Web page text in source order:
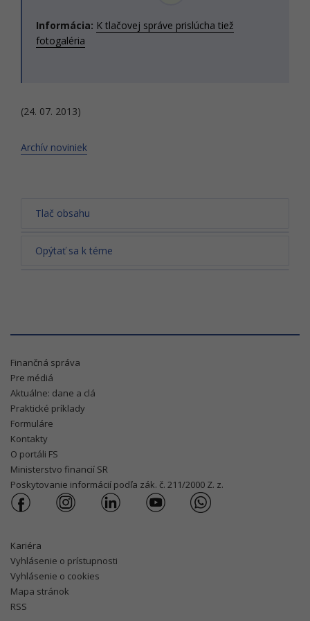
Informácia: K tlačovej správe prislúcha tiež
fotogaléria
(24. 07. 2013)
Archív noviniek
Tlač obsahu
Opýtať sa k téme
Finančná správa
Pre médiá
Aktuálne: dane a clá
Praktické príklady
Formuláre
Kontakty
O portáli FS
Ministerstvo financií SR
Poskytovanie informácií podľa zák. č. 211/2000 Z. z.
Kariéra
Vyhlásenie o prístupnosti
Vyhlásenie o cookies
Mapa stránok
RSS